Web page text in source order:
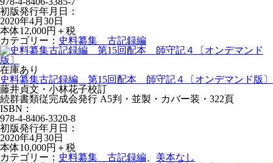
初版発行年月日：
2020年4月30日
本体12,000円＋税
カテゴリー： 史料纂集 古記録編
在庫あり
史料纂集古記録編 第15回配本 師守記４〔オンデマンド版〕
藤井貞文・小林花子校訂
続群書類従完成会発行 A5判・並製・カバー装・322頁
ISBN：
978-4-8406-3320-8
初版発行年月日：
2020年4月30日
本体10,000円＋税
カテゴリー： 史料纂集 古記録編 美本なし